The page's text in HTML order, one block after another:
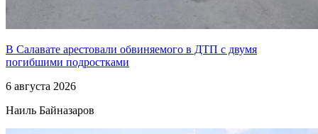
В Салавате арестовали обвиняемого в ДТП с двумя
погибшими подростками
6 августа 2026
Наиль Байназаров